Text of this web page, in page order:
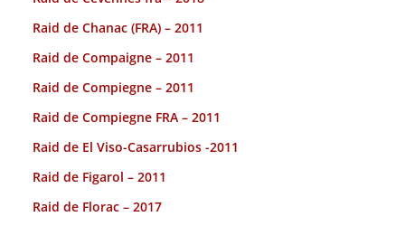
Raid de Chanac (FRA) – 2011
Raid de Compaigne – 2011
Raid de Compiegne – 2011
Raid de Compiegne FRA – 2011
Raid de El Viso-Casarrubios -2011
Raid de Figarol – 2011
Raid de Florac – 2017